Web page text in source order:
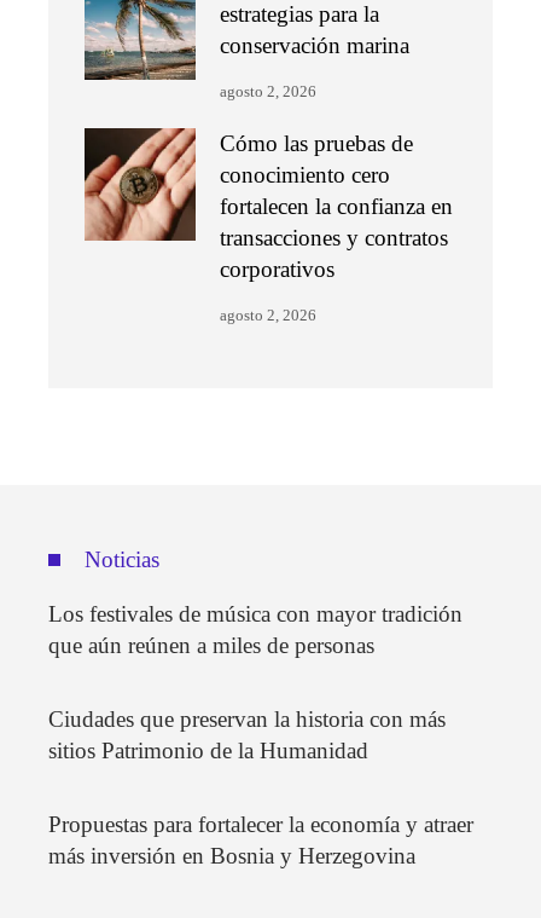
estrategias para la
conservación marina
agosto 2, 2026
Cómo las pruebas de
conocimiento cero
fortalecen la confianza en
transacciones y contratos
corporativos
agosto 2, 2026
Noticias
Los festivales de música con mayor tradición
que aún reúnen a miles de personas
Ciudades que preservan la historia con más
sitios Patrimonio de la Humanidad
Propuestas para fortalecer la economía y atraer
más inversión en Bosnia y Herzegovina